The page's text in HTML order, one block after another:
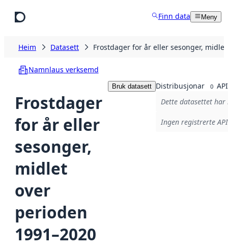
Finn data Meny
Heim Datasett Frostdager for år eller sesonger,
Namnlaus verksemd
Frostdager
for år eller
sesonger,
midlet
over
perioden
1991–2020
Bruk datasett Distribusjonar 0
Dette datasettet
Ingen registrerte